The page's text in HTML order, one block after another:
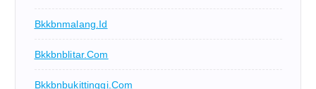
Bkkbnmalang.id
Bkkbnblitar.com
Bkkbnbukittinggi.com